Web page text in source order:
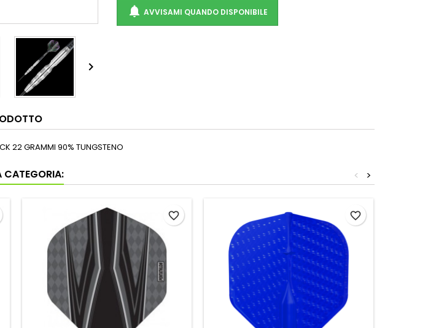

 AVVISAMI QUANDO DISPONIBILE
22 GRAMMI 90% TUNGSTENO
CATEGORIA: >
<
favorite_border favorite_border